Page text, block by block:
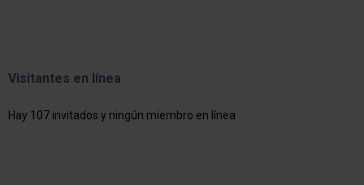
Visitantes en línea
Hay 107 invitados y ningún miembro en línea